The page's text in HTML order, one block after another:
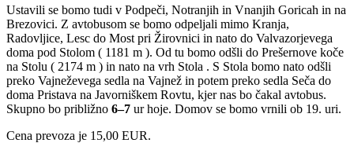
Ustavili se bomo tudi v Podpeči, Notranjih in Vnanjih Goricah in na
Brezovici. Z avtobusom se bomo odpeljali mimo Kranja,
Radovljice, Lesc do Most pri Žirovnici in nato do Valvazorjevega
doma pod Stolom ( 1181 m ). Od tu bomo odšli do Prešernove koče
na Stolu ( 2174 m ) in nato na vrh Stola . S Stola bomo nato odšli
preko Vajneževega sedla na Vajnež in potem preko sedla Seča do
doma Pristava na Javorniškem Rovtu, kjer nas bo čakal avtobus.
Skupno bo približno 6–7 ur hoje. Domov se bomo vrnili ob 19. uri.
Cena prevoza je 15,00 EUR.